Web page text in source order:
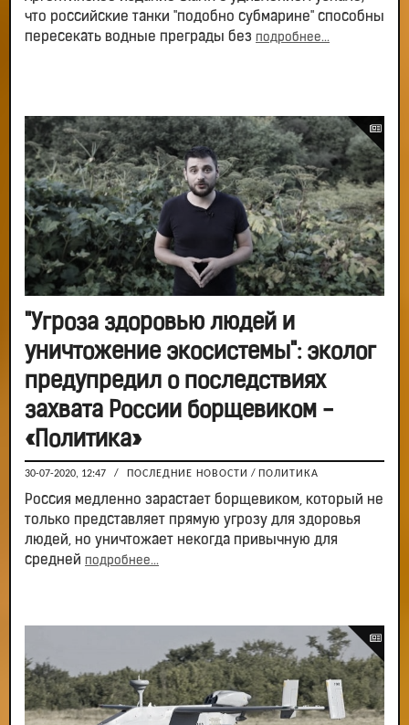
что российские танки "подобно субмарине" способны
пересекать водные преграды без подробнее...
"Угроза здоровью людей и
уничтожение экосистемы": эколог
предупредил о последствиях
захвата России борщевиком -
«Политика»
30-07-2020, 12:47 / ПОСЛЕДНИЕ НОВОСТИ / ПОЛИТИКА
Россия медленно зарастает борщевиком, который не
только представляет прямую угрозу для здоровья
людей, но уничтожает некогда привычную для
средней подробнее...